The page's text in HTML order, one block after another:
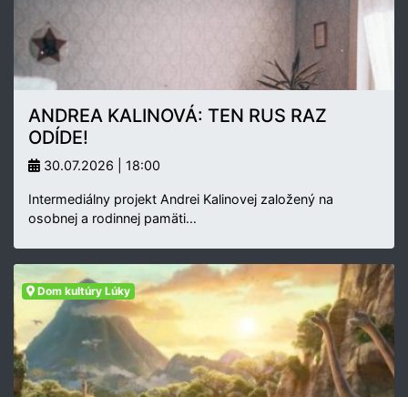
ANDREA KALINOVÁ: TEN RUS RAZ
ODÍDE!
30.07.2026 | 18:00
Intermediálny projekt Andrei Kalinovej založený na
osobnej a rodinnej pamäti…
Dom kultúry Lúky